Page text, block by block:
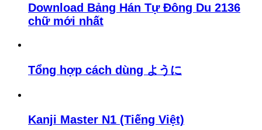
Download Bảng Hán Tự Đông Du 2136
chữ mới nhất
Tổng hợp cách dùng ように
Kanji Master N1 (Tiếng Việt)